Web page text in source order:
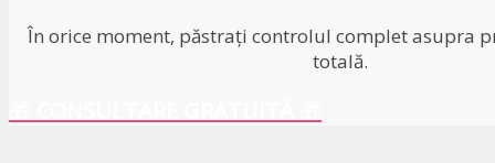
În orice moment, păstrați controlul complet asupra
totală.